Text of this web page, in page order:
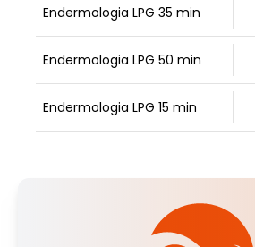
Endermologia LPG 35 min
Endermologia LPG 50 min
Endermologia LPG 15 min